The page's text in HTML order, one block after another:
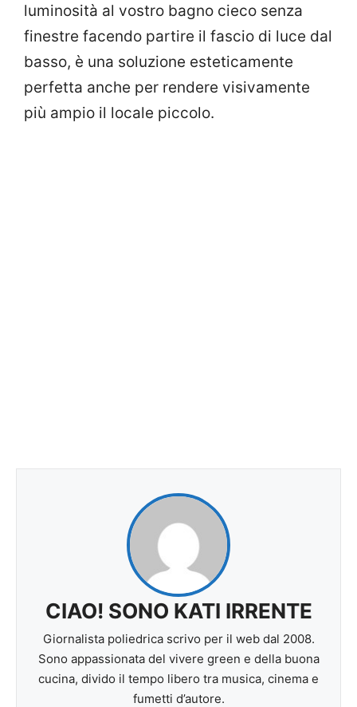
luminosità al vostro bagno cieco senza
finestre facendo partire il fascio di luce dal
basso, è una soluzione esteticamente
perfetta anche per rendere visivamente
più ampio il locale piccolo.
CIAO! SONO KATI IRRENTE
Giornalista poliedrica scrivo per il web dal 2008.
Sono appassionata del vivere green e della buona
cucina, divido il tempo libero tra musica, cinema e
fumetti d’autore.